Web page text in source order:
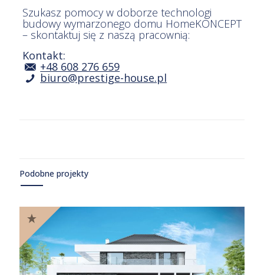
Szukasz pomocy w doborze technologi
budowy wymarzonego domu HomeKONCEPT
– skontaktuj się z naszą pracownią:
Kontakt:
+48 608 276 659
biuro@prestige-house.pl
Podobne projekty